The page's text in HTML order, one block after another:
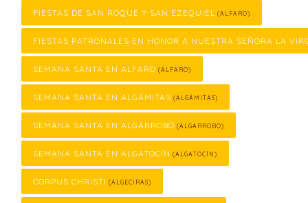
FIESTAS DE SAN ROQUE Y SAN EZEQUIEL (ALFARO)
FIESTAS PATRONALES EN HONOR A NUESTRA SEÑORA LA
SEMANA SANTA EN ALFARO (ALFARO)
SEMANA SANTA EN ALGÁMITAS (ALGÁMITAS)
SEMANA SANTA EN ALGARROBO (ALGARROBO)
SEMANA SANTA EN ALGATOCÍN (ALGATOCÍN)
CORPUS CHRISTI (ALGECIRAS)